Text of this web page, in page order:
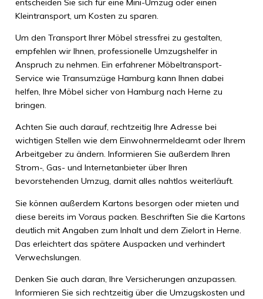
entscheiden Sie sich für eine Mini-Umzug oder einen
Kleintransport, um Kosten zu sparen.
Um den Transport Ihrer Möbel stressfrei zu gestalten,
empfehlen wir Ihnen, professionelle Umzugshelfer in
Anspruch zu nehmen. Ein erfahrener Möbeltransport-
Service wie Transumzüge Hamburg kann Ihnen dabei
helfen, Ihre Möbel sicher von Hamburg nach Herne zu
bringen.
Achten Sie auch darauf, rechtzeitig Ihre Adresse bei
wichtigen Stellen wie dem Einwohnermeldeamt oder Ihrem
Arbeitgeber zu ändern. Informieren Sie außerdem Ihren
Strom-, Gas- und Internetanbieter über Ihren
bevorstehenden Umzug, damit alles nahtlos weiterläuft.
Sie können außerdem Kartons besorgen oder mieten und
diese bereits im Voraus packen. Beschriften Sie die Kartons
deutlich mit Angaben zum Inhalt und dem Zielort in Herne.
Das erleichtert das spätere Auspacken und verhindert
Verwechslungen.
Denken Sie auch daran, Ihre Versicherungen anzupassen.
Informieren Sie sich rechtzeitig über die Umzugskosten und